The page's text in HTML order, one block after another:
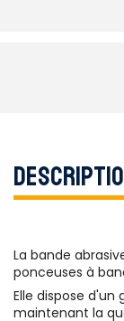
La bande
ponceuses à
Elle dispose
maintenant la